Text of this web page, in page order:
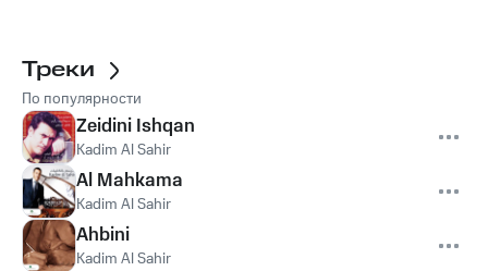
Треки
По популярности
Zeidini Ishqan
Kadim Al Sahir
Al Mahkama
Kadim Al Sahir
Ahbini
Kadim Al Sahir